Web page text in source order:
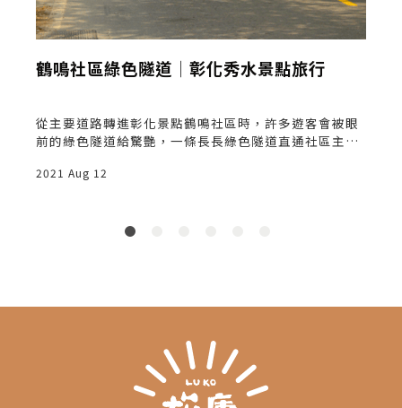
鶴鳴社區綠色隧道│彰化秀水景點旅行
從主要道路轉進彰化景點鶴鳴社區時，許多遊客會被眼
前的綠色隧道給驚艷，一條長長綠色隧道直通社區主要
2021 Aug 12